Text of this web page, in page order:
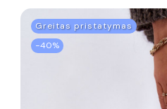
Greitas pristatymas
−40%